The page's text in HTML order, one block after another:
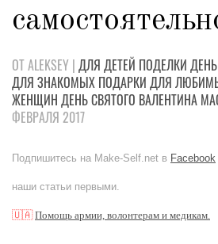
ОТ ALEKSEY | ДЛЯ ДЕТЕЙ ПОДЕЛКИ
ДЛЯ ЗНАКОМЫХ ПОДАРКИ ДЛЯ
ЖЕНЩИН ДЕНЬ СВЯТОГО ВАЛЕНТИНА
ФЕВРАЛЯ 2017
Подпишитесь на Make-Self.net в Facebook
наши статьи первыми.
🇺🇦Помощь армии, волонтерам и медикам.